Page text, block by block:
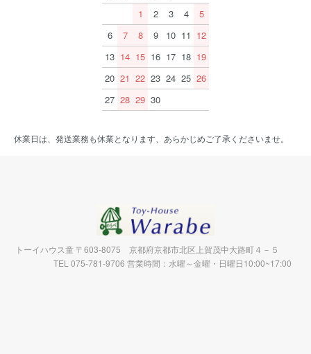
1
2 3 4
5
6
7 8 9 10 11 12
13 14 15 16 17 18 19
20 21 22 23 24 25 26
27 28 29 30
休業日は、発送業務も休業となります、あらかじめご了承くださいませ。
トーイハウス童 〒603-8075 京都府京都市北区上賀茂中大路町４－５
TEL 075-781-9706 営業時間：水曜～金曜・日曜日10:00~17:00